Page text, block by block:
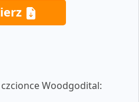
Woodgodital: